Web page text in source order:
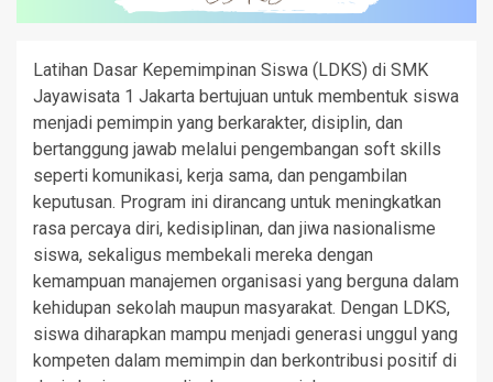
Latihan Dasar Kepemimpinan Siswa (LDKS) di SMK
Jayawisata 1 Jakarta bertujuan untuk membentuk siswa
menjadi pemimpin yang berkarakter, disiplin, dan
bertanggung jawab melalui pengembangan soft skills
seperti komunikasi, kerja sama, dan pengambilan
keputusan. Program ini dirancang untuk meningkatkan
rasa percaya diri, kedisiplinan, dan jiwa nasionalisme
siswa, sekaligus membekali mereka dengan
kemampuan manajemen organisasi yang berguna dalam
kehidupan sekolah maupun masyarakat. Dengan LDKS,
siswa diharapkan mampu menjadi generasi unggul yang
kompeten dalam memimpin dan berkontribusi positif di